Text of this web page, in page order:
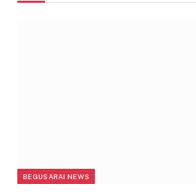
BEGUSARAI NEWS